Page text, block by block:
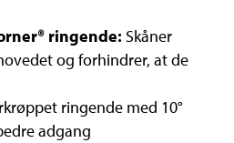
ringende: Skåner
og forhindrer, at de
ringende med 10°
adgang